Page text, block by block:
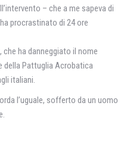
– che a me sapeva di
procrastinato di 24 ore
ha danneggiato il nome
della Pattuglia Acrobatica
italiani.
l’uguale, sofferto da un uomo